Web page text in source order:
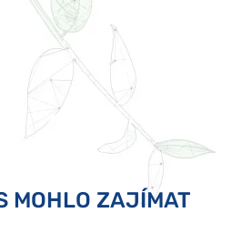
MOHLO ZAJÍMAT